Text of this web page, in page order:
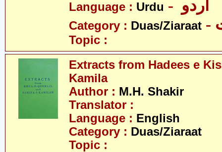
Language : Urdu
Category : Duas/Ziaraat
Topic :
Extracts from Hadees e
Kamila
Author : M.H. Shakir
Translator :
Language : English
Category : Duas/Ziaraat
Topic :